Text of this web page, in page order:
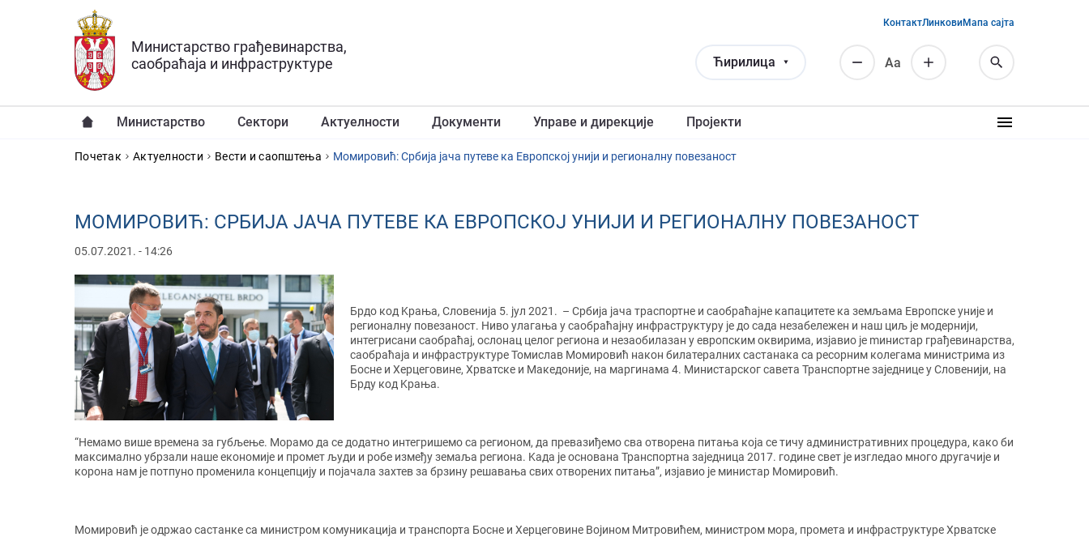
Прескочи на главни део садржаја
Министарство грађевинарства,
саобраћаја и инфраструктуре
Ћирилица Аа
КонтактЛинковиМапа сајта
Министарство Сектори Актуелности Документи Управе и дирекције Пројекти
YOU ARE HERE
Почетак Актуелности Вести и саопштења Момировић: Србија јача путеве ка Европској унији и регионалну повезаност
МОМИРОВИЋ: СРБИЈА ЈАЧА ПУТЕВЕ КА ЕВРОПСКОЈ УНИЈИ И РЕГИОНАЛНУ ПОВЕЗАНОСТ
05.07.2021. - 14:26
Брдо код Kрања, Словенија 5. jул 2021. – Србија јача траспортне и саобраћајне капацитете ка земљама Европске уније и
регионалну повезаност. Ниво улагања у саобраћајну инфраструктуру је до сада незабележен и наш циљ је модернији,
интегрисани саобраћај, ослонац целог региона и незаобилазан у европским оквирима, изјавио је mинистар грађевинарства,
саобраћаја и инфраструктуре Томислав Момировић након билатералних састанака са ресорним колегама министрима из
Босне и Херцеговине, Хрватске и Македоније, на маргинама 4. Министарског савета Транспортне заједнице у Словенији, на
Брду код Kрања.
“Немамо више времена за губљење. Морамо да се додатно интегришемо са регионом, да превазиђемо сва отворена питања која се тичу административних процедура, како би
максимално убрзали наше економије и промет људи и робе између земаља региона. Kада је основана Транспортна заједница 2017. године свет је изгледао много другачије и
корона нам је потпуно променила концепцију и појачала захтев за брзину решавања свих отворених питања”, изјавио је министар Момировић.
Момировић је одржаo састанке са министром комуникација и транспорта Босне и Херцеговине Војином Митровићем, министром мора, промета и инфраструктуре Хрватске